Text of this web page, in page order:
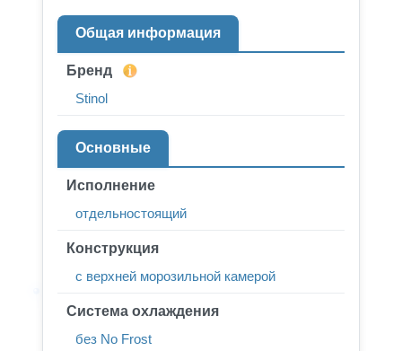
Общая информация
Бренд
Stinol
Основные
Исполнение
отдельностоящий
Конструкция
с верхней морозильной камерой
Система охлаждения
без No Frost